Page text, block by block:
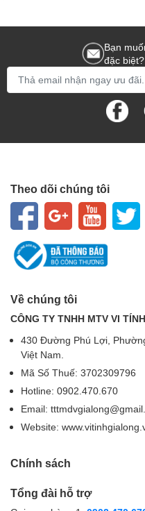
Bạn
đặc
Theo dõi chúng tôi
Về chúng tôi
CÔNG TY TNHH MTV VI
430 Đường Phú Lợi,
Việt Nam.
Mã Số Thuế: 3702309796
Hotline: 0902.470.670
Email:
Website:
Chính sách
Tổng đài hỗ trợ